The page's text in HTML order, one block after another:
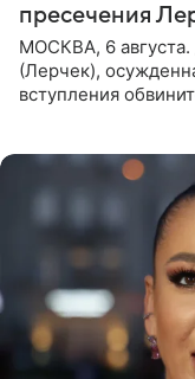
пресечения
МОСКВА, 6
(Лерчек),
вступления